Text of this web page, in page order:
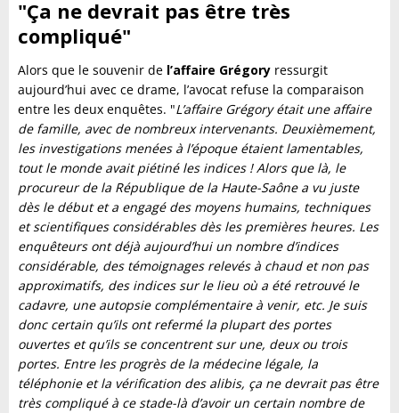
"Ça ne devrait pas être très
compliqué"
Alors que le souvenir de l’affaire Grégory ressurgit
aujourd’hui avec ce drame, l’avocat refuse la comparaison
entre les deux enquêtes. "L’affaire Grégory était une affaire
de famille, avec de nombreux intervenants. Deuxièmement,
les investigations menées à l’époque étaient lamentables,
tout le monde avait piétiné les indices ! Alors que là, le
procureur de la République de la Haute-Saône a vu juste
dès le début et a engagé des moyens humains, techniques
et scientifiques considérables dès les premières heures. Les
enquêteurs ont déjà aujourd’hui un nombre d’indices
considérable, des témoignages relevés à chaud et non pas
approximatifs, des indices sur le lieu où a été retrouvé le
cadavre, une autopsie complémentaire à venir, etc. Je suis
donc certain qu’ils ont refermé la plupart des portes
ouvertes et qu’ils se concentrent sur une, deux ou trois
portes. Entre les progrès de la médecine légale, la
téléphonie et la vérification des alibis, ça ne devrait pas être
très compliqué à ce stade-là d’avoir un certain nombre de